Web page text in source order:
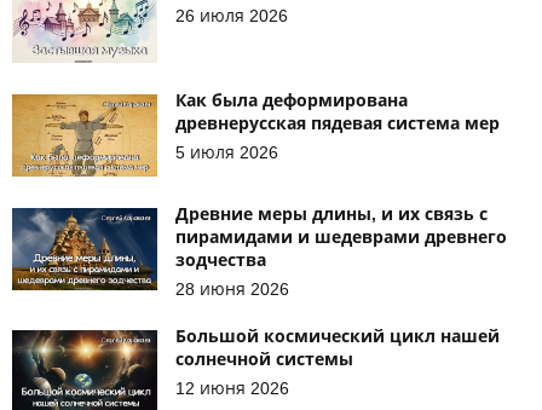
26 июля 2026
Как была деформирована
древнерусская пядевая система мер
5 июля 2026
Древние меры длины, и их связь с
пирамидами и шедеврами древнего
зодчества
28 июня 2026
Большой космический цикл нашей
солнечной системы
12 июня 2026